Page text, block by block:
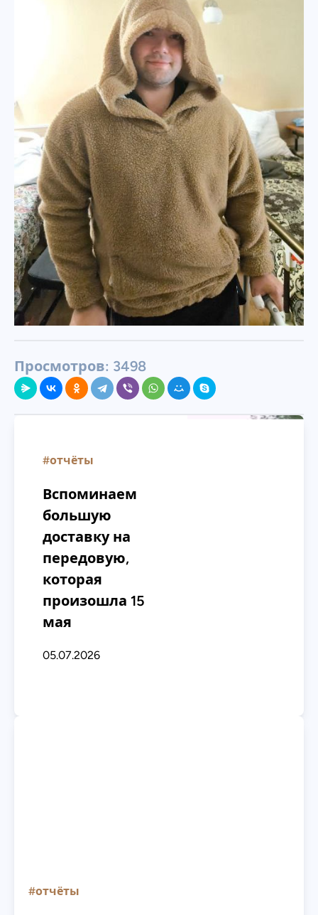
Просмотров: 3498
#отчёты
Вспоминаем
большую
доставку на
передовую,
которая
произошла 15
мая
05.07.2026
#отчёты